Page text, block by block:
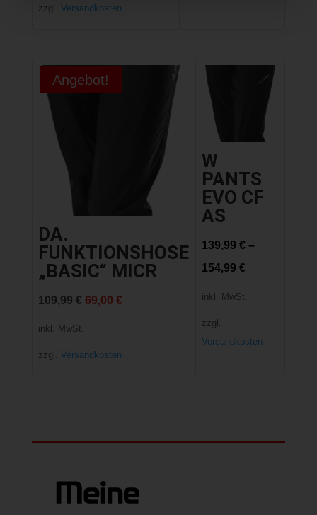
zzgl. Versandkosten
Angebot!
DA.
FUNKTIONSHOSE
„BASIC“ MICR
109,99 € Ursprünglicher
69,00 €Aktueller
inkl. MwSt.
zzgl. Versandkosten
W
PANTS
EVO CF
AS
139,99 € –
154,99 €
inkl. MwSt.
zzgl.
Versandkosten